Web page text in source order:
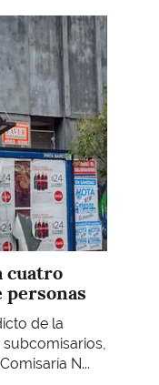
cuatro
personas
de la
N...